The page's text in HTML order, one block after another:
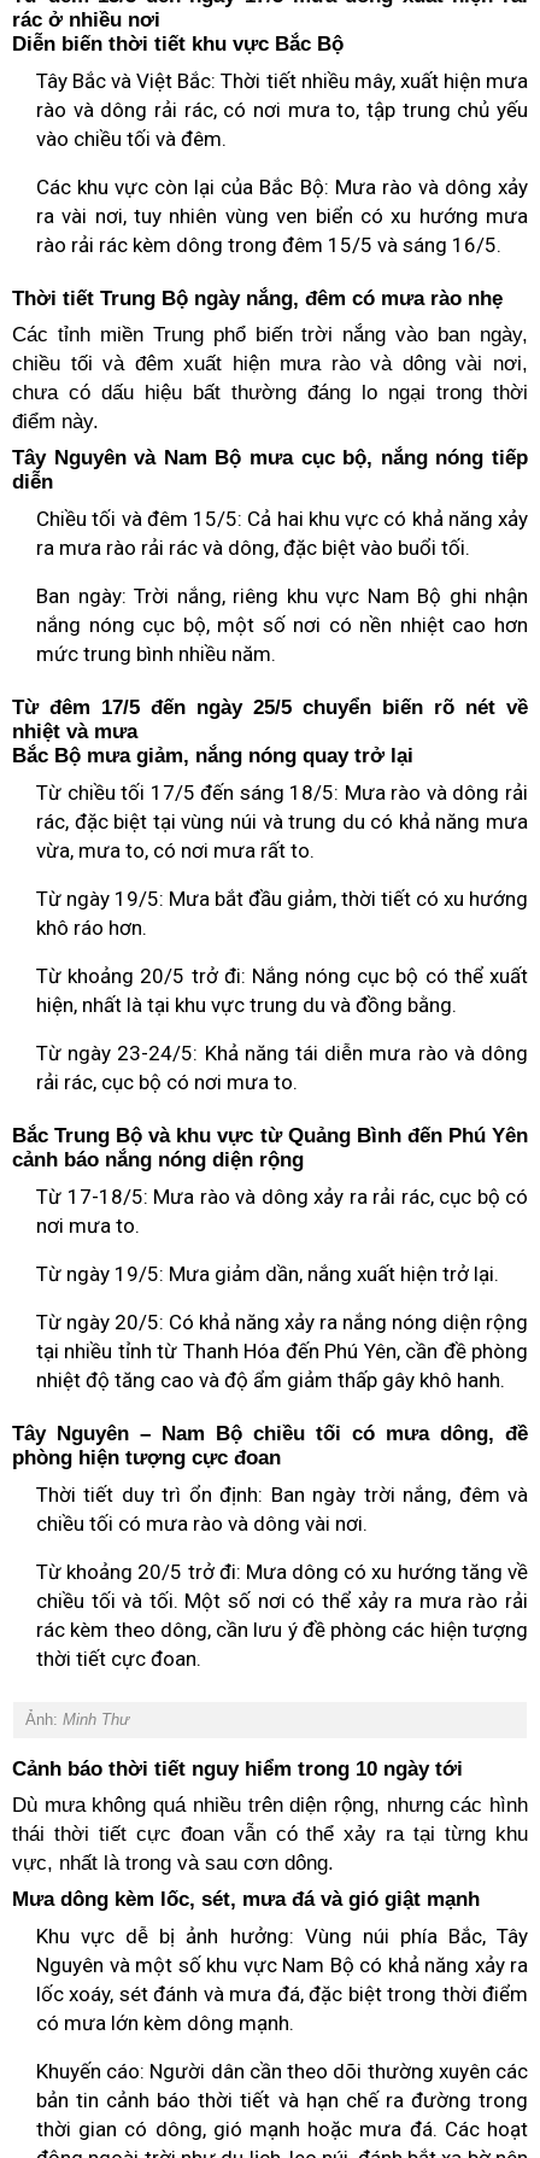
rác ở nhiều nơi
Diễn biến thời tiết khu vực Bắc Bộ
Tây Bắc và Việt Bắc: Thời tiết nhiều mây, xuất hiện mưa
rào và dông rải rác, có nơi mưa to, tập trung chủ yếu
vào chiều tối và đêm.
Các khu vực còn lại của Bắc Bộ: Mưa rào và dông xảy
ra vài nơi, tuy nhiên vùng ven biển có xu hướng mưa
rào rải rác kèm dông trong đêm 15/5 và sáng 16/5.
Thời tiết Trung Bộ ngày nắng, đêm có mưa rào nhẹ
Các tỉnh miền Trung phổ biến trời nắng vào ban ngày,
chiều tối và đêm xuất hiện mưa rào và dông vài nơi,
chưa có dấu hiệu bất thường đáng lo ngại trong thời
điểm này.
Tây Nguyên và Nam Bộ mưa cục bộ, nắng nóng tiếp
diễn
Chiều tối và đêm 15/5: Cả hai khu vực có khả năng xảy
ra mưa rào rải rác và dông, đặc biệt vào buổi tối.
Ban ngày: Trời nắng, riêng khu vực Nam Bộ ghi nhận
nắng nóng cục bộ, một số nơi có nền nhiệt cao hơn
mức trung bình nhiều năm.
Từ đêm 17/5 đến ngày 25/5 chuyển biến rõ nét về
nhiệt và mưa
Bắc Bộ mưa giảm, nắng nóng quay trở lại
Từ chiều tối 17/5 đến sáng 18/5: Mưa rào và dông rải
rác, đặc biệt tại vùng núi và trung du có khả năng mưa
vừa, mưa to, có nơi mưa rất to.
Từ ngày 19/5: Mưa bắt đầu giảm, thời tiết có xu hướng
khô ráo hơn.
Từ khoảng 20/5 trở đi: Nắng nóng cục bộ có thể xuất
hiện, nhất là tại khu vực trung du và đồng bằng.
Từ ngày 23-24/5: Khả năng tái diễn mưa rào và dông
rải rác, cục bộ có nơi mưa to.
Bắc Trung Bộ và khu vực từ Quảng Bình đến Phú Yên
cảnh báo nắng nóng diện rộng
Từ 17-18/5: Mưa rào và dông xảy ra rải rác, cục bộ có
nơi mưa to.
Từ ngày 19/5: Mưa giảm dần, nắng xuất hiện trở lại.
Từ ngày 20/5: Có khả năng xảy ra nắng nóng diện rộng
tại nhiều tỉnh từ Thanh Hóa đến Phú Yên, cần đề phòng
nhiệt độ tăng cao và độ ẩm giảm thấp gây khô hanh.
Tây Nguyên – Nam Bộ chiều tối có mưa dông, đề
phòng hiện tượng cực đoan
Thời tiết duy trì ổn định: Ban ngày trời nắng, đêm và
chiều tối có mưa rào và dông vài nơi.
Từ khoảng 20/5 trở đi: Mưa dông có xu hướng tăng về
chiều tối và tối. Một số nơi có thể xảy ra mưa rào rải
rác kèm theo dông, cần lưu ý đề phòng các hiện tượng
thời tiết cực đoan.
Ảnh: Minh Thư
Cảnh báo thời tiết nguy hiểm trong 10 ngày tới
Dù mưa không quá nhiều trên diện rộng, nhưng các hình
thái thời tiết cực đoan vẫn có thể xảy ra tại từng khu
vực, nhất là trong và sau cơn dông.
Mưa dông kèm lốc, sét, mưa đá và gió giật mạnh
Khu vực dễ bị ảnh hưởng: Vùng núi phía Bắc, Tây
Nguyên và một số khu vực Nam Bộ có khả năng xảy ra
lốc xoáy, sét đánh và mưa đá, đặc biệt trong thời điểm
có mưa lớn kèm dông mạnh.
Khuyến cáo: Người dân cần theo dõi thường xuyên các
bản tin cảnh báo thời tiết và hạn chế ra đường trong
thời gian có dông, gió mạnh hoặc mưa đá. Các hoạt